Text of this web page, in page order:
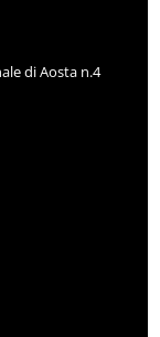
di Aosta n.4